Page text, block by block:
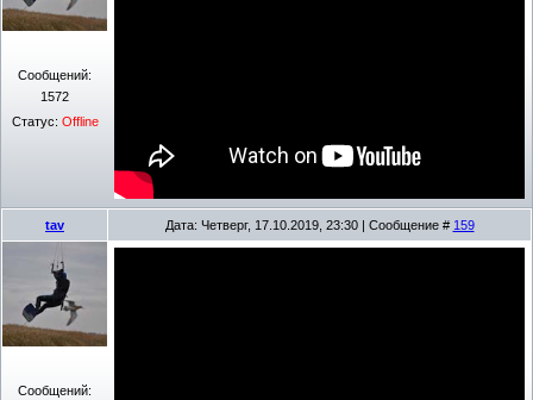
Сообщений:
1572
Статус: Offline
tav Дата: Четверг, 17.10.2019, 23:30 | Сообщение # 159
Сообщений: